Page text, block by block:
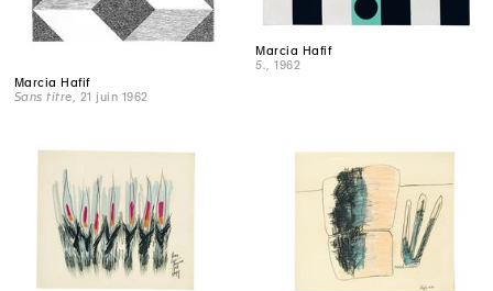
Marcia Hafif
Sans titre , 21 juin 1962
Marcia Hafif
5.
, 1962